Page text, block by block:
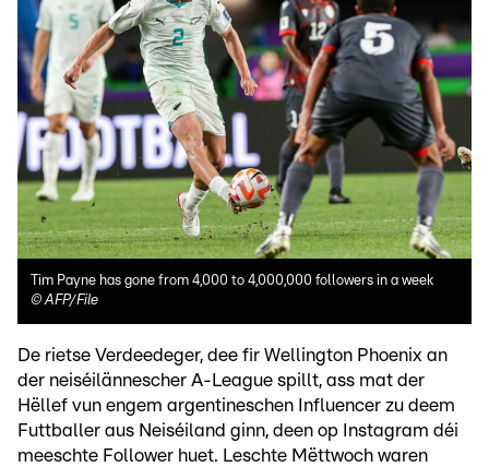
Tim Payne has gone from 4,000 to 4,000,000 followers in a week
©AFP/File
De rietse Verdeedeger, dee fir Wellington Phoenix an
der neiséilännescher A-League spillt, ass mat der
Hëllef vun engem argentineschen Influencer zu deem
Futtballer aus Neiséiland ginn, deen op Instagram déi
meeschte Follower huet. Leschte Mëttwoch waren